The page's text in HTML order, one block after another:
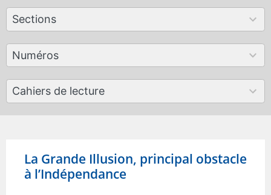
Sections
12
results
Numéros
179
results
Cahiers de lecture
50
results
La Grande Illusion, principal obstacle
à l’Indépendance